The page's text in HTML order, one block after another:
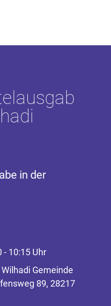
in der
- 10:15 Uhr
Gemeinde
89, 28217